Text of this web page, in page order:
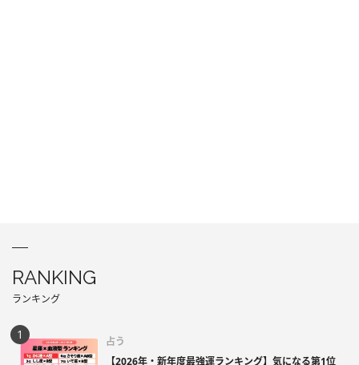
RANKING
ランキング
占う
【2026年・新年度最強運ランキング】気になる第1位